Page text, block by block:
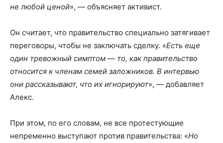
не любой ценой», — объясняет активист.
Он считает, что правительство специально затягивает
переговоры, чтобы не заключать сделку. «Есть еще
один тревожный симптом — то, как правительство
относится к членам семей заложников. В интервью
они рассказывают, что их игнорируют», — добавляет
Алекс.
При этом, по его словам, не все протестующие
непременно выступают против правительства: «Но